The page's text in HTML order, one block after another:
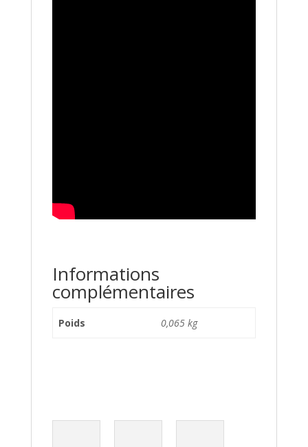
Informations
complémentaires
Poids 0,065 kg